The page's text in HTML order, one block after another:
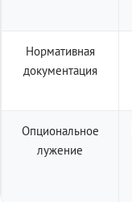
Нормативная
документация
Опциональное
лужение